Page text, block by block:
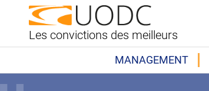
Les convictions des meilleurs
MANAGEMENT